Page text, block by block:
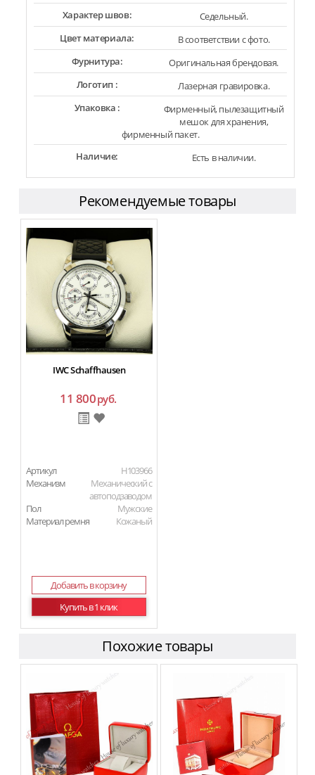
Характер швов:
Седельный.
Цвет материала:
В соответствии с фото.
Фурнитура:
Оригинальная брендовая.
Логотип :
Лазерная гравировка.
Упаковка :
Фирменный, пылезащитный
мешок для хранения,
фирменный пакет.
Наличие:
Есть в наличии.
Рекомендуемые товары
IWC Schaffhausen
11 800руб.
Артикул
H103966
Механизм
Механический с
автоподзаводом
Пол
Мужские
Материал ремня
Кожаный
Добавить в корзину
Купить в 1 клик
Похожие товары